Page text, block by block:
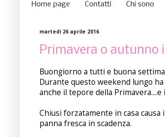
Home page Contatti Chi sono
martedì 26 aprile 2016
Primavera o autunno
Buongiorno a tutti e buona
Durante questo weekend lungo
anche il tepore della
Chiusi forzatamente in casa causa
panna fresca in scadenza.